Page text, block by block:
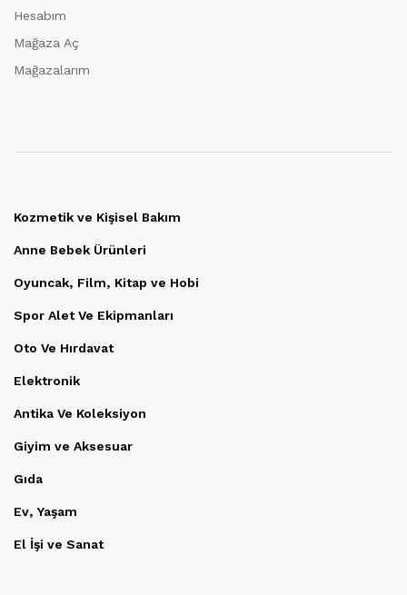
Hesabım
Mağaza Aç
Mağazalarım
Kozmetik ve Kişisel Bakım
Anne Bebek Ürünleri
Oyuncak, Film, Kitap ve Hobi
Spor Alet Ve Ekipmanları
Oto Ve Hırdavat
Elektronik
Antika Ve Koleksiyon
Giyim ve Aksesuar
Gıda
Ev, Yaşam
El İşi ve Sanat